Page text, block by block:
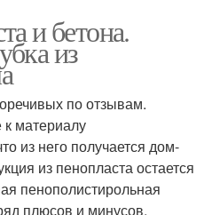
и бетона.
из
по отзывам.
материалу
из него получается дом-
из пенопласта остается
пенополистирольная
плюсов и минусов.